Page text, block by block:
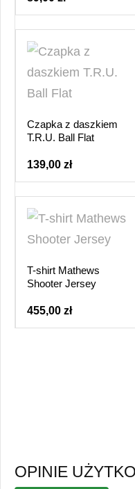
Czapka z daszkiem
T.R.U. Ball Flat
139,00 zł
T-shirt Mathews
Shooter Jersey
455,00 zł
OPINIE